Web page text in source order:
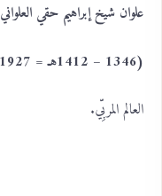
علوان شيخ إبراهيم حقي العلواني
(1346 – 1412هـ = 1927 – 1991م)
العالم المربِّي.